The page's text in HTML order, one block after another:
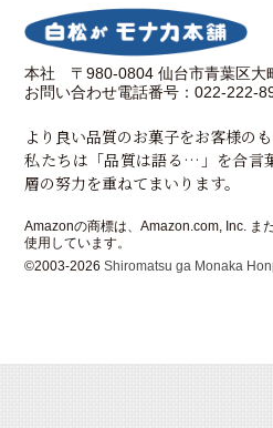
本社 〒980-0804 仙台市青葉区大
お問い合わせ電話番号：022-222-
より良い品質のお菓子をお客様のも
私たちは「品質は語る…」を合言
層の努力を重ねてまいります。
Amazonの商標は、Amazon.com, Inc. ま
使用しています。
©2003-2026Shiromatsu ga Monaka